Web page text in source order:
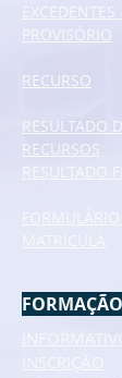
EXCEDENTES
PROVISÓRIO
RECURSO
RESULTADO
RECURSOS
RESULTADO